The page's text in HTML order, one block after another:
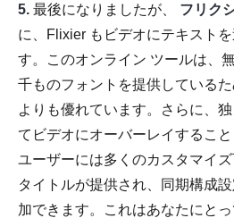
5. 最後になりましたが、 フリク
に、Flixier もビデオにテキスト
す。このオンライン ツールは、
千ものフォントを提供している
よりも優れています。さらに、
てビデオにオーバーレイすること
ユーザーには多くのカスタマイ
タイトルが提供され、同期構成
加できます。これはあなたにと